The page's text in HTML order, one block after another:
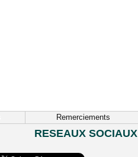
Remerciements
RESEAUX SOCIAUX